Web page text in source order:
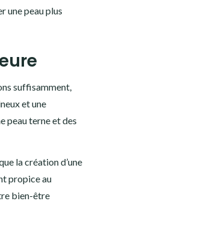
une peau plus
suffisamment,
et une
peau terne et des
la création d’une
propice au
bien-être